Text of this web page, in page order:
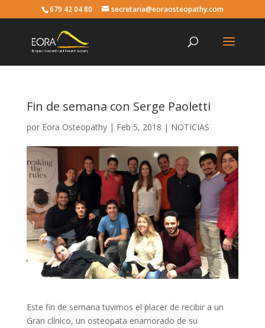
679 42 04 80 secretaria@eoraosteopathy.com
Fin de semana con Serge Paoletti
por Eora Osteopathy| Feb 5, 2018 | NOTICIAS
Este fin de semana tuvimos el placer de recibir a un
Gran clínico, un osteopata enamorado de su